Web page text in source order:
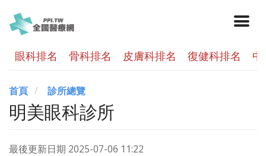
眼科排名 骨科排名 皮膚科排名 復健科排名
首頁 診所總覽
明美眼科診所
最後更新日期 2025-07-06 11:22